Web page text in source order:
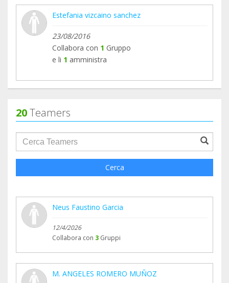
Estefania vizcaino sanchez
23/08/2016
Collabora con 1 Gruppo
e li 1 amministra
20Teamers
groupProfile.searchForm.search.text???
Cerca
Neus Faustino Garcia
12/4/2026
Collabora con 3 Gruppi
M. ANGELES ROMERO MUÑOZ